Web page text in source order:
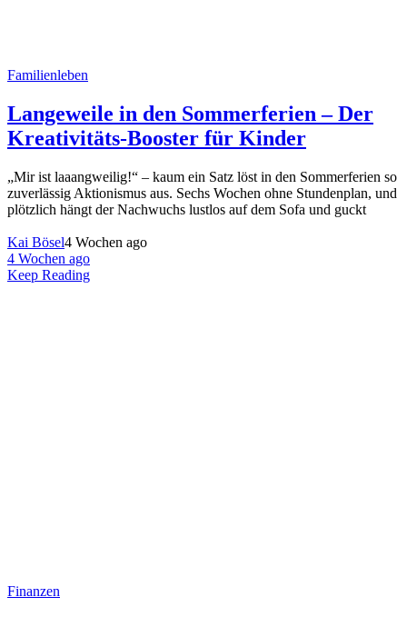
Familienleben
Langeweile in den Sommerferien – Der
Kreativitäts-Booster für Kinder
„Mir ist laaangweilig!“ – kaum ein Satz löst in den Sommerferien so
zuverlässig Aktionismus aus. Sechs Wochen ohne Stundenplan, und
plötzlich hängt der Nachwuchs lustlos auf dem Sofa und guckt
Kai Bösel4 Wochen ago
4 Wochen ago
Keep Reading
Finanzen